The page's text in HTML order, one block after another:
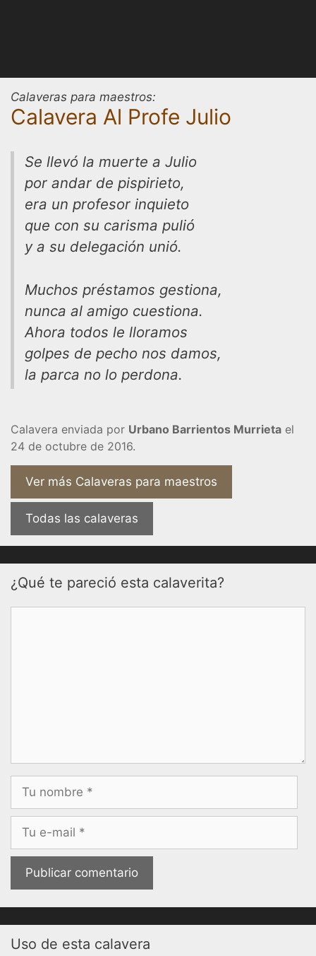
Calaveras para maestros:
Calavera Al Profe Julio
Se llevó la muerte a Julio
por andar de pispirieto,
era un profesor inquieto
que con su carisma pulió
y a su delegación unió.
Muchos préstamos gestiona,
nunca al amigo cuestiona.
Ahora todos le lloramos
golpes de pecho nos damos,
la parca no lo perdona.
Calavera enviada por Urbano Barrientos Murrieta el
24 de octubre de 2016.
Ver más Calaveras para maestros
Todas las calaveras
¿Qué te pareció esta calaverita?
Nombre
Correo
Uso de esta calavera